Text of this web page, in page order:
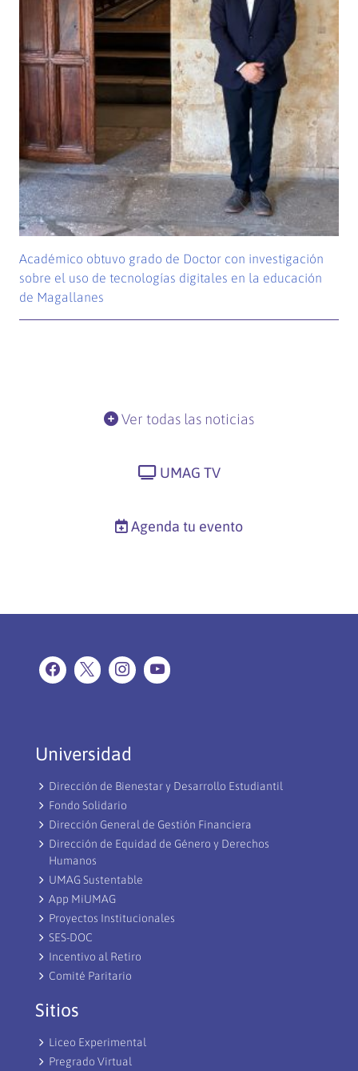
Académico obtuvo grado de Doctor con investigación
sobre el uso de tecnologías digitales en la educación
de Magallanes
Ver todas las noticias
UMAG TV
Agenda tu evento
Universidad
Dirección de Bienestar y Desarrollo Estudiantil
Fondo Solidario
Dirección General de Gestión Financiera
Dirección de Equidad de Género y Derechos
Humanos
UMAG Sustentable
App MiUMAG
Proyectos Institucionales
SES-DOC
Incentivo al Retiro
Comité Paritario
Sitios
Liceo Experimental
Pregrado Virtual